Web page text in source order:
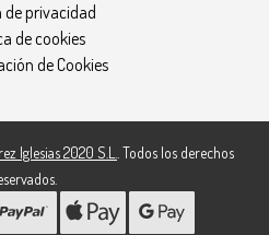
de privacidad
de cookies
de Cookies
Iglesias 2020 S.L.. Todos los derechos